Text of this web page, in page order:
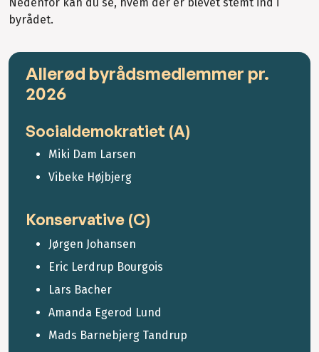
Nedenfor kan du se, hvem der er blevet stemt ind i
byrådet.
Allerød byrådsmedlemmer pr.
2026
Socialdemokratiet (A)
Miki Dam Larsen
Vibeke Højbjerg
Konservative (C)
Jørgen Johansen
Eric Lerdrup Bourgois
Lars Bacher
Amanda Egerod Lund
Mads Barnebjerg Tandrup